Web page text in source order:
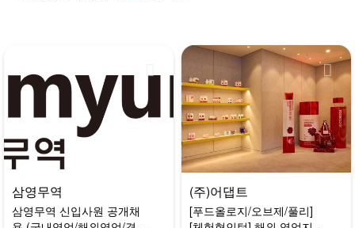
삼영무역
삼영무역 신입사원 공개채
(주)어댑트
[푸드올로지/오브제/풀리]